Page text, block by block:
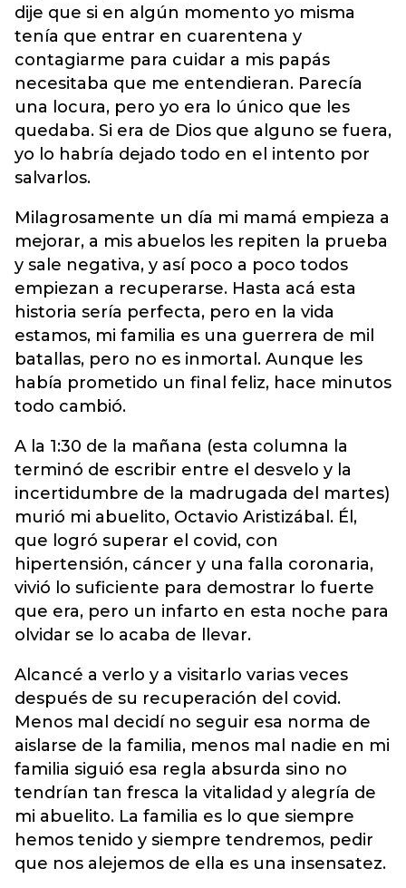
dije que si en algún momento yo misma
tenía que entrar en cuarentena y
contagiarme para cuidar a mis papás
necesitaba que me entendieran. Parecía
una locura, pero yo era lo único que les
quedaba. Si era de Dios que alguno se fuera,
yo lo habría dejado todo en el intento por
salvarlos.
Milagrosamente un día mi mamá empieza a
mejorar, a mis abuelos les repiten la prueba
y sale negativa, y así poco a poco todos
empiezan a recuperarse. Hasta acá esta
historia sería perfecta, pero en la vida
estamos, mi familia es una guerrera de mil
batallas, pero no es inmortal. Aunque les
había prometido un final feliz, hace minutos
todo cambió.
A la 1:30 de la mañana (esta columna la
terminó de escribir entre el desvelo y la
incertidumbre de la madrugada del martes)
murió mi abuelito, Octavio Aristizábal. Él,
que logró superar el covid, con
hipertensión, cáncer y una falla coronaria,
vivió lo suficiente para demostrar lo fuerte
que era, pero un infarto en esta noche para
olvidar se lo acaba de llevar.
Alcancé a verlo y a visitarlo varias veces
después de su recuperación del covid.
Menos mal decidí no seguir esa norma de
aislarse de la familia, menos mal nadie en mi
familia siguió esa regla absurda sino no
tendrían tan fresca la vitalidad y alegría de
mi abuelito. La familia es lo que siempre
hemos tenido y siempre tendremos, pedir
que nos alejemos de ella es una insensatez.